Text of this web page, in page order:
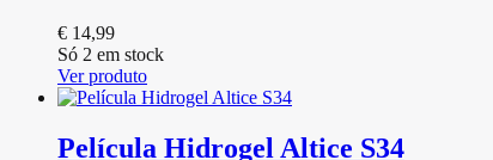
€ 14,99
Só 2 em stock
Ver produto
Película Hidrogel Altice S34